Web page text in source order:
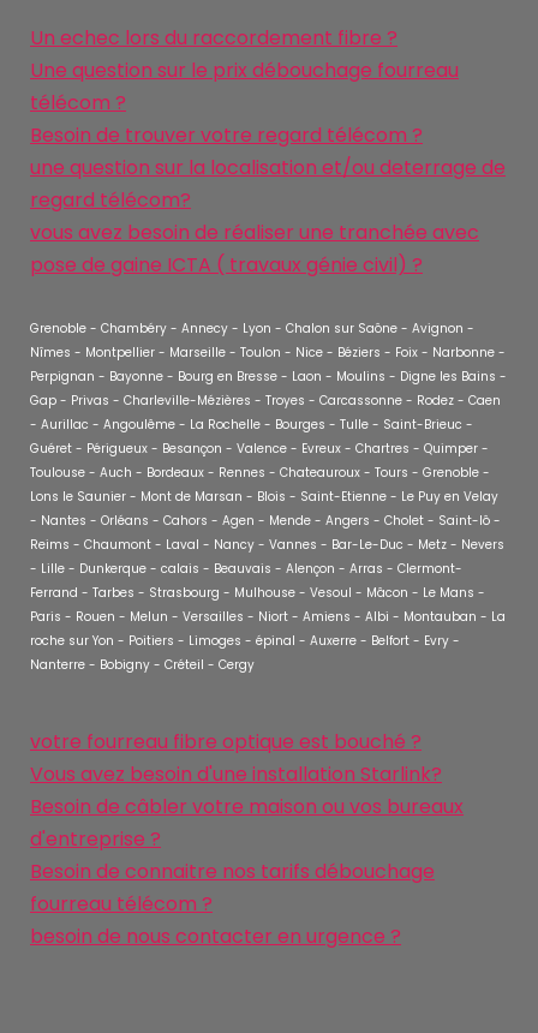
Un echec lors du raccordement fibre ?
Une question sur le prix débouchage fourreau
télécom ?
Besoin de trouver votre regard télécom ?
une question sur la localisation et/ou deterrage de
regard télécom?
vous avez besoin de réaliser une tranchée avec
pose de gaine ICTA ( travaux génie civil) ?
Grenoble - Chambéry - Annecy - Lyon - Chalon sur Saône - Avignon -
Nîmes - Montpellier - Marseille - Toulon - Nice - Béziers - Foix - Narbonne -
Perpignan - Bayonne - Bourg en Bresse - Laon - Moulins - Digne les Bains -
Gap - Privas - Charleville-Mézières - Troyes - Carcassonne - Rodez - Caen
- Aurillac - Angoulême - La Rochelle - Bourges - Tulle - Saint-Brieuc -
Guéret - Périgueux - Besançon - Valence - Evreux - Chartres - Quimper -
Toulouse - Auch - Bordeaux - Rennes - Chateauroux - Tours - Grenoble -
Lons le Saunier - Mont de Marsan - Blois - Saint-Etienne - Le Puy en Velay
- Nantes - Orléans - Cahors - Agen - Mende - Angers - Cholet - Saint-lô -
Reims - Chaumont - Laval - Nancy - Vannes - Bar-Le-Duc - Metz - Nevers
- Lille - Dunkerque - calais - Beauvais - Alençon - Arras - Clermont-
Ferrand - Tarbes - Strasbourg - Mulhouse - Vesoul - Mâcon - Le Mans -
Paris - Rouen - Melun - Versailles - Niort - Amiens - Albi - Montauban - La
roche sur Yon - Poitiers - Limoges - épinal - Auxerre - Belfort - Evry -
Nanterre - Bobigny - Créteil - Cergy
votre fourreau fibre optique est bouché ?
Vous avez besoin d'une installation Starlink?
Besoin de câbler votre maison ou vos bureaux
d'entreprise ?
Besoin de connaitre nos tarifs débouchage
fourreau télécom ?
besoin de nous contacter en urgence ?